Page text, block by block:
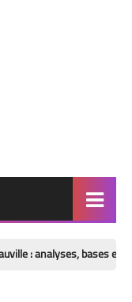
bases et outsiders